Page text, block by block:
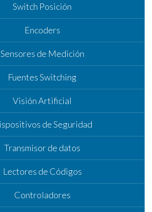
Switch Posición
Encoders
Sensores de Medición
Fuentes Switching
Visión Artificial
de Seguridad
Transmisor de datos
Lectores de Códigos
Controladores